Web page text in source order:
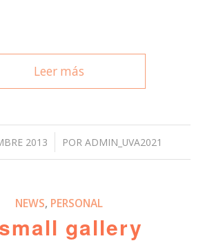
Leer más
2013
/ POR ADMIN_UVA2021
NEWS, PERSONAL
gallery